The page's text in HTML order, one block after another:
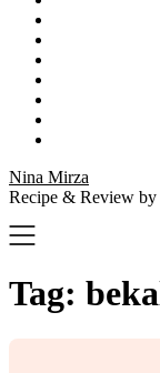
Nina Mirza
Recipe & Review by
Tag: